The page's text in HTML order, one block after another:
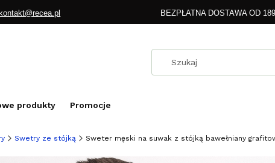
BEZPŁATNA DOSTAWA OD
produkty Promocje
Swetry ze stójką Sweter męski na suwak z stójką bawełniany